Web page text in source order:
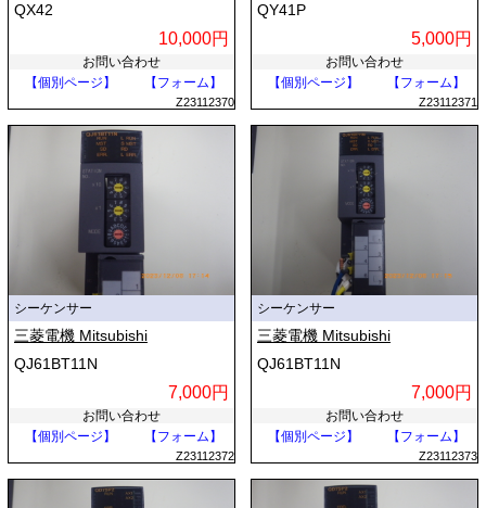
QX42
10,000円
お問い合わせ
【個別ページ】
【フォーム】
Z23112370
QY41P
5,000円
お問い合わせ
【個別ページ】
【フォーム】
Z23112371
シーケンサー
三菱電機 Mitsubishi
QJ61BT11N
7,000円
お問い合わせ
【個別ページ】
【フォーム】
Z23112372
シーケンサー
三菱電機 Mitsubishi
QJ61BT11N
7,000円
お問い合わせ
【個別ページ】
【フォーム】
Z23112373